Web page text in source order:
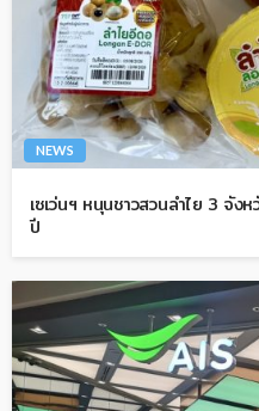
NEWS
เซเว่นฯ หนุนชาวสวนลำไย 3 จั
ปี